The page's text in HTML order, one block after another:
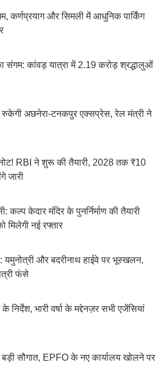
कर्णप्रयाग और सिमली में आधुनिक पार्किंग
संगम: कांवड़ यात्रा में 2.19 करोड़ श्रद्धालुओं
अछनेरा-टनकपुर एक्सप्रेस, रेल मंत्री ने
RBI ने शुरू की तैयारी, 2028 तक ₹10
जारी
कल्प केदार मंदिर के पुनर्निर्माण की तैयारी
मिलेगी नई रफ्तार
यमुनोत्री और बदरीनाथ हाईवे पर भूस्खलन,
फंसे
निर्देश, भारी वर्षा के मद्देनज़र सभी एजेंसियां
सौगात, EPFO के नए कार्यालय खोलने पर